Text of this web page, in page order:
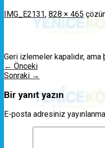
IMG_E2131, 828 × 465
Geri izlemeler kapalıdır, ama
← Önceki
Sonraki →
Bir yanıt yazın
E-posta adresiniz